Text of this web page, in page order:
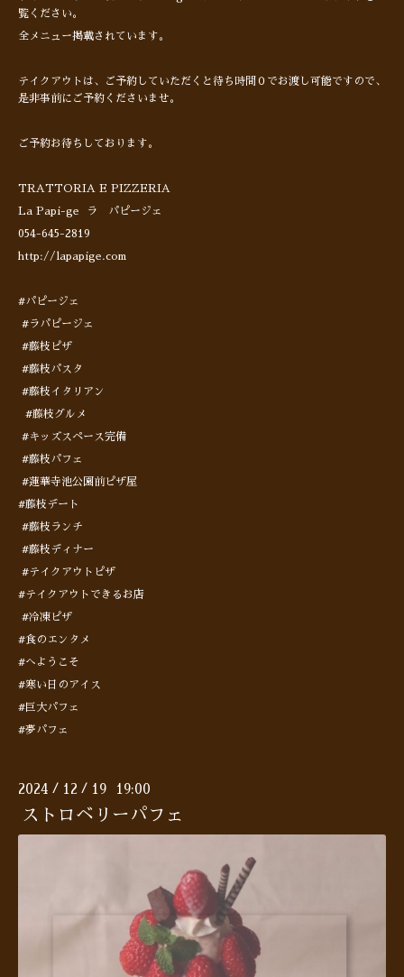
覧ください。
全メニュー掲載されています。
テイクアウトは、ご予約していただくと待ち時間０でお渡し可能ですので、
是非事前にご予約くださいませ。
ご予約お待ちしております。
TRATTORIA E PIZZERIA
La Papi-ge ラ パピージェ
054-645-2819
http://lapapige.com
#パピージェ
#ラパピージェ
#藤枝ピザ
#藤枝パスタ
#藤枝イタリアン
#藤枝グルメ
#キッズスペース完備
#藤枝パフェ
#蓮華寺池公園前ピザ屋
#藤枝デート
#藤枝ランチ
#藤枝ディナー
#テイクアウトピザ
#テイクアウトできるお店
#冷凍ピザ
#食のエンタメ
#へようこそ
#寒い日のアイス
#巨大パフェ
#夢パフェ
2024 / 12 / 19 19:00
ストロベリーパフェ